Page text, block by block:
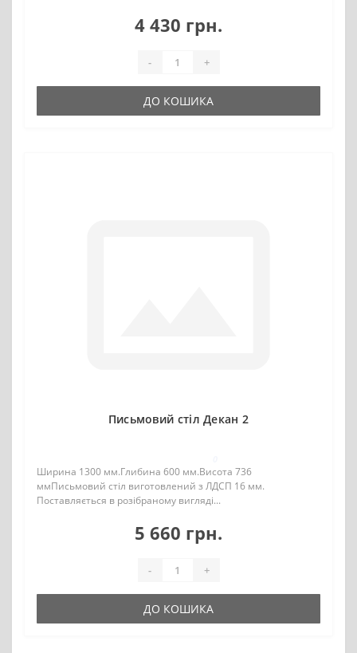
4 430 грн.
- +
ДО КОШИКА
Письмовий стіл Декан 2
Ширина 1300 мм.Глибина 600 мм.Висота 736
ммПисьмовий стіл виготовлений з ЛДСП 16 мм.
Поставляється в розібраному вигляді...
5 660 грн.
- +
ДО КОШИКА